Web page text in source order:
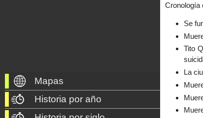
Cronología
Se
Tito
La
Mapas
Historia por año